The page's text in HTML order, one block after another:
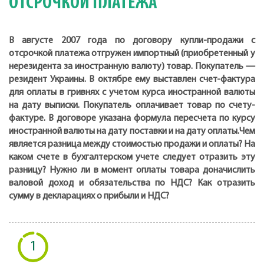
В августе 2007 года по договору купли-продажи с
отсрочкой платежа отгружен импортный (приобретенный у
нерезидента за иностранную валюту) товар. Покупатель —
резидент Украины. В октябре ему выставлен счет-фактура
для оплаты в гривнях с учетом курса иностранной валюты
на дату выписки. Покупатель оплачивает товар по счету-
фактуре. В договоре указана формула пересчета по курсу
иностранной валюты на дату поставки и на дату оплаты.Чем
является разница между стоимостью продажи и оплаты? На
каком счете в бухгалтерском учете следует отразить эту
разницу? Нужно ли в момент оплаты товара доначислить
валовой доход и обязательства по НДС? Как отразить
сумму в декларациях о прибыли и НДС?
1